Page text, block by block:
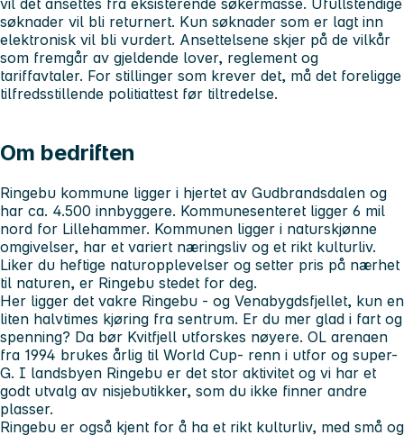
vil det ansettes fra eksisterende søkermasse. Ufullstendige
søknader vil bli returnert. Kun søknader som er lagt inn
elektronisk vil bli vurdert. Ansettelsene skjer på de vilkår
som fremgår av gjeldende lover, reglement og
tariffavtaler. For stillinger som krever det, må det foreligge
tilfredsstillende politiattest før tiltredelse.
Om bedriften
Ringebu kommune ligger i hjertet av Gudbrandsdalen og
har ca. 4.500 innbyggere. Kommunesenteret ligger 6 mil
nord for Lillehammer. Kommunen ligger i naturskjønne
omgivelser, har et variert næringsliv og et rikt kulturliv.
Liker du heftige naturopplevelser og setter pris på nærhet
til naturen, er Ringebu stedet for deg.
Her ligger det vakre Ringebu - og Venabygdsfjellet, kun en
liten halvtimes kjøring fra sentrum. Er du mer glad i fart og
spenning? Da bør Kvitfjell utforskes nøyere. OL arenaen
fra 1994 brukes årlig til World Cup- renn i utfor og super-
G. I landsbyen Ringebu er det stor aktivitet og vi har et
godt utvalg av nisjebutikker, som du ikke finner andre
plasser.
Ringebu er også kjent for å ha et rikt kulturliv, med små og